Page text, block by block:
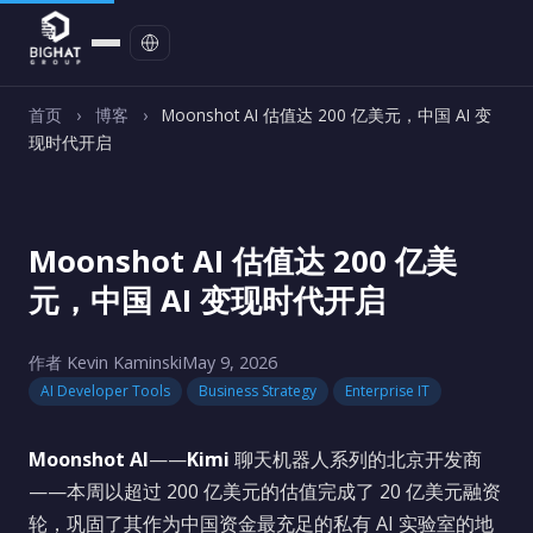
首页 › 博客 ›
Moonshot AI 估值达 200 亿美元，中国 AI 变
现时代开启
Moonshot AI 估值达 200 亿美
元，中国 AI 变现时代开启
作者 Kevin KaminskiMay 9, 2026
AI Developer Tools Business Strategy Enterprise IT
Moonshot AI——Kimi 聊天机器人系列的北京开发商
——本周以超过 200 亿美元的估值完成了 20 亿美元融资
轮，巩固了其作为中国资金最充足的私有 AI 实验室的地